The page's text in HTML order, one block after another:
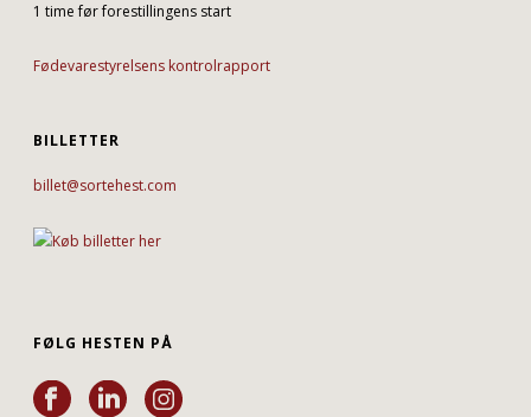
1 time før forestillingens start
Fødevarestyrelsens kontrolrapport
BILLETTER
billet@sortehest.com
FØLG HESTEN PÅ